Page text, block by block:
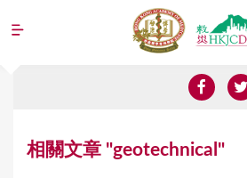
Jump to navigation
相關文章 "geotechnical"